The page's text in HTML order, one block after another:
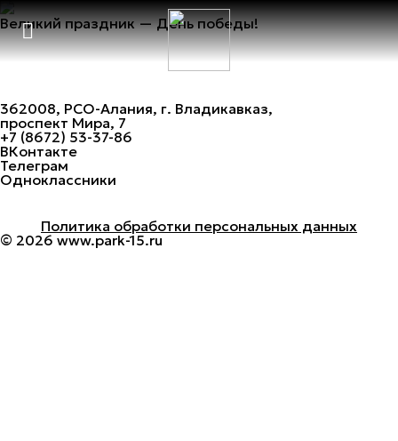
Главная
Объекты
Новости
Контакты
Великий праздник — День победы!
362008, РСО-Алания, г. Владикавказ,
проспект Мира, 7
+7 (8672) 53-37-86
ВКонтакте
Телеграм
Одноклассники
Политика обработки персональных данных
© 2026 www.park-15.ru